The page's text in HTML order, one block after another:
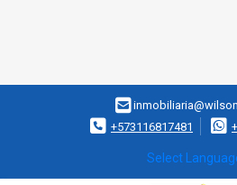
+573116817481
Select